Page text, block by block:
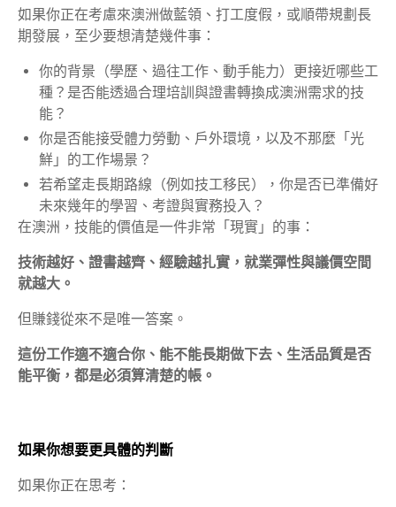
如果你正在考慮來澳洲做藍領、打工度假，或順帶規劃長
期發展，至少要想清楚幾件事：
你的背景（學歷、過往工作、動手能力）更接近哪些工
種？是否能透過合理培訓與證書轉換成澳洲需求的技
能？
你是否能接受體力勞動、戶外環境，以及不那麼「光
鮮」的工作場景？
若希望走長期路線（例如技工移民），你是否已準備好
未來幾年的學習、考證與實務投入？
在澳洲，技能的價值是一件非常「現實」的事：
技術越好、證書越齊、經驗越扎實，就業彈性與議價空間
就越大。
但賺錢從來不是唯一答案。
這份工作適不適合你、能不能長期做下去、生活品質是否
能平衡，都是必須算清楚的帳。
如果你想要更具體的判斷
如果你正在思考：